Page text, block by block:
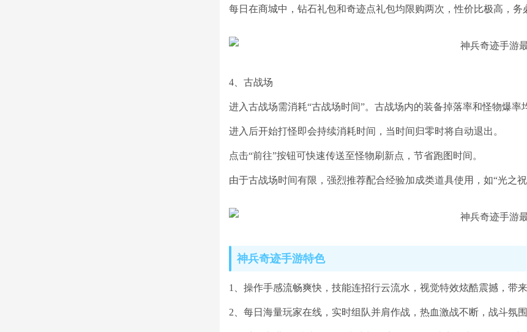
每日在商城中，钻石礼包和奇迹点礼包均限购两次，性价比极高，务
4、古战场
进入古战场需消耗“古战场时间”。古战场内的装备掉落率和怪物爆率
进入后开始打怪即会持续消耗时间，当时间归零时将自动退出。
点击“前往”按钮可快速传送至怪物刷新点，节省跑图时间。
由于古战场时间有限，强烈推荐配合经验加成类道具使用，如“光之
神兵奇迹手游特色
1、操作手感流畅爽快，技能连招行云流水，视觉特效炫酷震撼，带
2、每日海量玩家在线，实时组队并肩作战，热血激战不断，战斗氛围